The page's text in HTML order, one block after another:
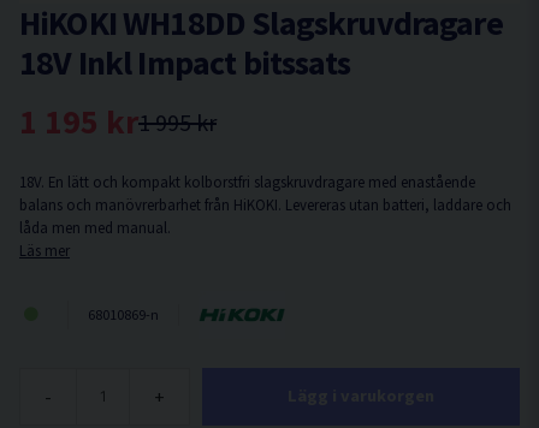
HiKOKI WH18DD Slagskruvdragare
18V Inkl Impact bitssats
1 995 kr
1 195 kr
18V. En lätt och kompakt kolborstfri slagskruvdragare med enastående
balans och manövrerbarhet från HiKOKI. Levereras utan batteri, laddare och
låda men med manual.
Läs mer
68010869-n
- +